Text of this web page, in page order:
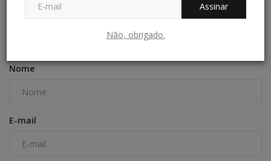
Assinar
Não, obrigado.
Nome
E-mail